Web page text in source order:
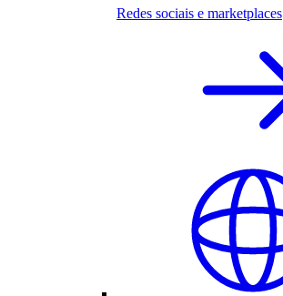
Redes sociais e marketplaces